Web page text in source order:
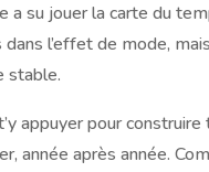
a su jouer la carte du
dans l’effet de mode,
stable.
appuyer pour
année après année.